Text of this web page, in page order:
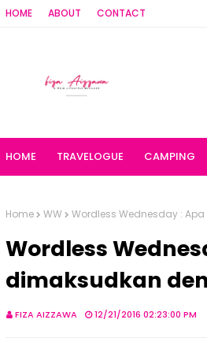
HOME ABOUT CONTACT
HOME TRAVELOGUE CAMPING
Home WW Wordless Wednesday :
Wordless
dimaksudkan
FIZA AIZZAWA 12/21/2016 02:23:00 PM